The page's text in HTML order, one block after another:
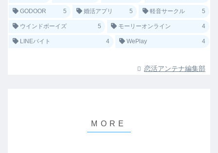
GODOOR 5 婚活アプリ 5 軽音サークル 5
ウインドボーイズ 5 モーリーオンライン 4
LINEバイト 4 WePlay 4
恋活アンテナ編集部